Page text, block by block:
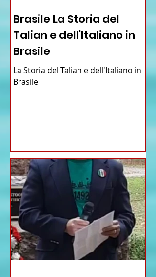
Brasile La Storia del
Talian e dell'Italiano in
Brasile
La Storia del Talian e dell'Italiano in
Brasile